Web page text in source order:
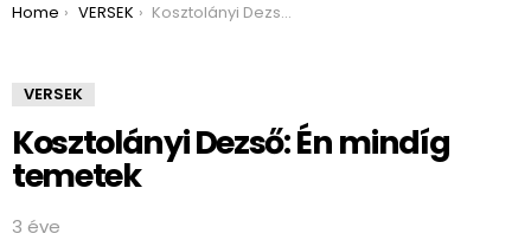
You are here:
Home VERSEK Kosztolányi Dezső: Én mindíg temetek
VERSEK
Kosztolányi Dezső: Én mindíg
temetek
3 éve